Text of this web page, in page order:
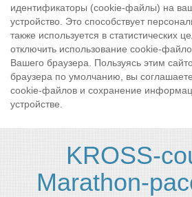
идентификаторы (cookie-файлы) на
устройство. Это способствует
также используется в статистических
отключить использование cookie-
Вашего браузера. Пользуясь этим
браузера по умолчанию, вы
cookie-файлов и сохранение
устройстве.
KROSS-
Marathon-